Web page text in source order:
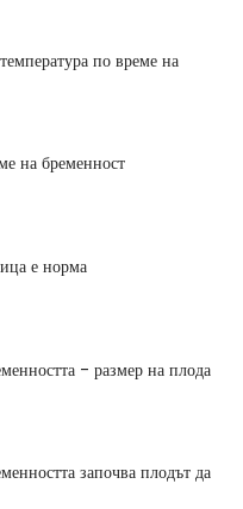
по време на
на бременност
е норма
- размер на плода
започва плодът да